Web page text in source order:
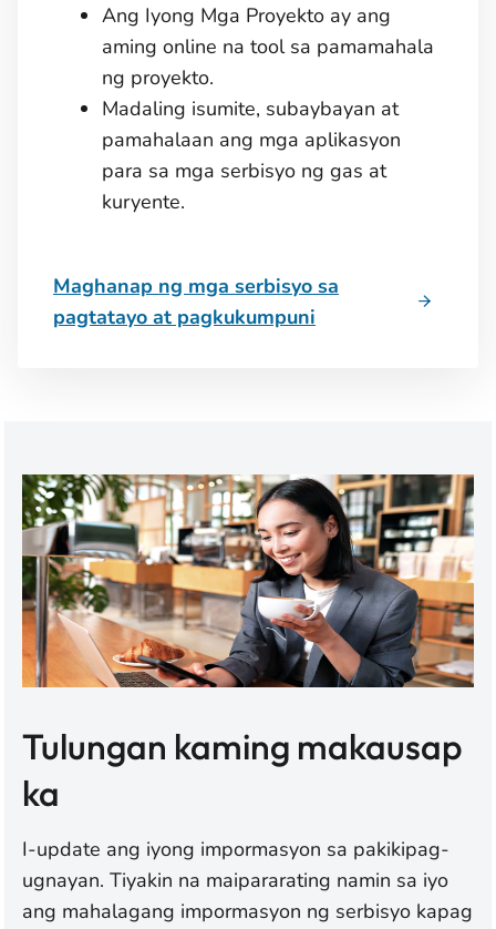
Ang Iyong Mga Proyekto ay ang
aming online na tool sa pamamahala
ng proyekto.
Madaling isumite, subaybayan at
pamahalaan ang mga aplikasyon
para sa mga serbisyo ng gas at
kuryente.
Maghanap ng mga serbisyo sa
pagtatayo at pagkukumpuni
Tulungan kaming makausap
ka
I-update ang iyong impormasyon sa pakikipag-
ugnayan. Tiyakin na maipararating namin sa iyo
ang mahalagang impormasyon ng serbisyo kapag